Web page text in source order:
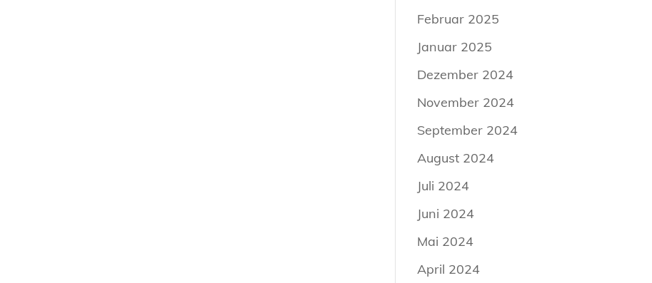
Februar 2025
Januar 2025
Dezember 2024
November 2024
September 2024
August 2024
Juli 2024
Juni 2024
Mai 2024
April 2024